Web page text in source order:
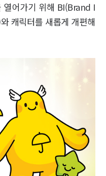
열어가기 위해 BI(Brand I
캐릭터를 새롭게 개편해